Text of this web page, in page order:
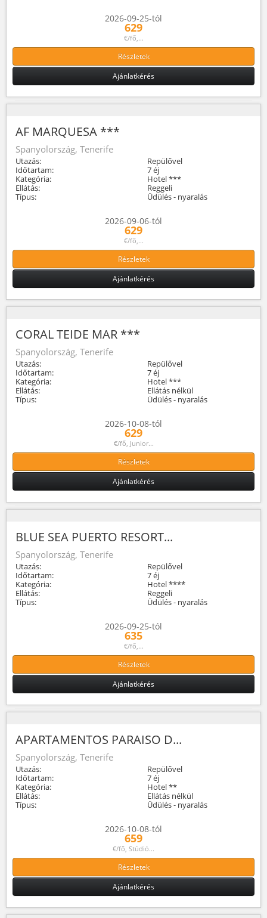
2026-09-25-tól
629
€/fő,...
Részletek
Ajánlatkérés
AF MARQUESA ***
Spanyolország, Tenerife
Utazás:
Repülővel
Időtartam:
7 éj
Kategória:
Hotel ***
Ellátás:
Reggeli
Típus:
Üdülés - nyaralás
2026-09-06-tól
629
€/fő,...
Részletek
Ajánlatkérés
CORAL TEIDE MAR ***
Spanyolország, Tenerife
Utazás:
Repülővel
Időtartam:
7 éj
Kategória:
Hotel ***
Ellátás:
Ellátás nélkül
Típus:
Üdülés - nyaralás
2026-10-08-tól
629
€/fő, Junior...
Részletek
Ajánlatkérés
BLUE SEA PUERTO RESORT...
Spanyolország, Tenerife
Utazás:
Repülővel
Időtartam:
7 éj
Kategória:
Hotel ****
Ellátás:
Reggeli
Típus:
Üdülés - nyaralás
2026-09-25-tól
635
€/fő,...
Részletek
Ajánlatkérés
APARTAMENTOS PARAISO D...
Spanyolország, Tenerife
Utazás:
Repülővel
Időtartam:
7 éj
Kategória:
Hotel **
Ellátás:
Ellátás nélkül
Típus:
Üdülés - nyaralás
2026-10-08-tól
659
€/fő, Stúdió...
Részletek
Ajánlatkérés